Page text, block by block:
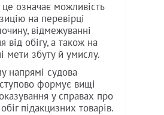
означає можливість
на перевірці
відмежуванні
від обігу, а також на
мети збуту й умислу.
напрямі судова
формує вищі
у справах про
підакцизних товарів.